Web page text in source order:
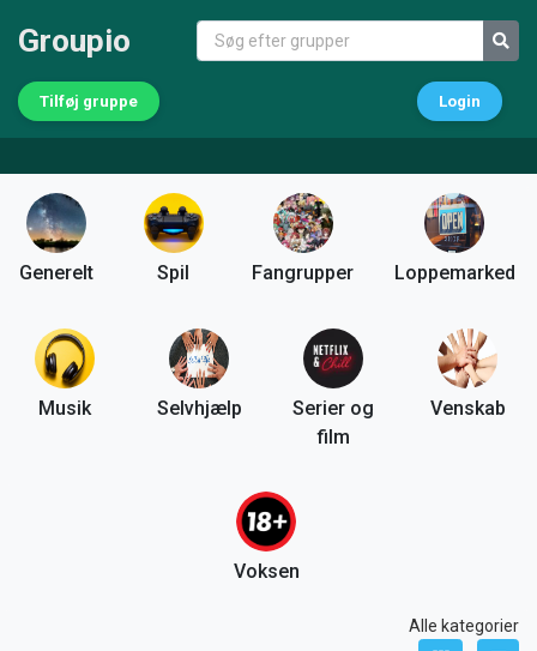
Groupio
Tilføj gruppe Login
Generelt Spil Fangrupper Loppemarked
Musik Selvhjælp
Serier og
film
Venskab
Voksen
Alle kategorier